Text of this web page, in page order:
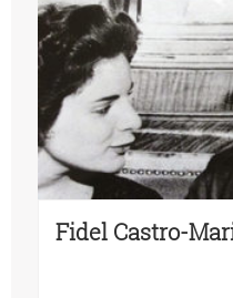
Fidel Castro-